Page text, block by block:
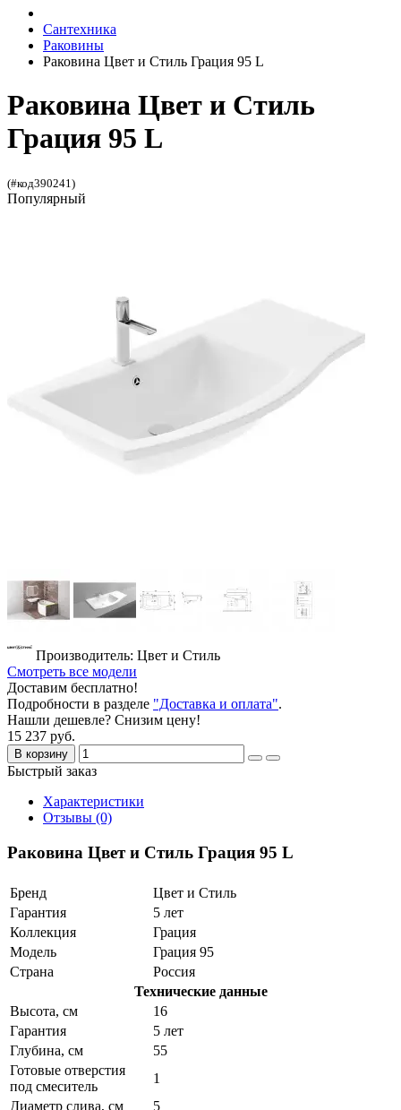
Сантехника
Раковины
Раковина Цвет и Стиль Грация 95 L
Раковина Цвет и Стиль
Грация 95 L
(#код390241)
Популярный
Производитель: Цвет и Стиль
Смотреть все модели
Доставим бесплатно!
Подробности в разделе "Доставка и оплата".
Нашли дешевле? Снизим цену!
15 237 руб.
В корзину
Быстрый заказ
Характеристики
Отзывы (0)
Раковина Цвет и Стиль Грация 95 L
Бренд
Цвет и Стиль
Гарантия
5 лет
Коллекция
Грация
Модель
Грация 95
Страна
Россия
Технические данные
Высота, см
16
Гарантия
5 лет
Глубина, см
55
Готовые отверстия
под смеситель
1
Диаметр слива, см
5